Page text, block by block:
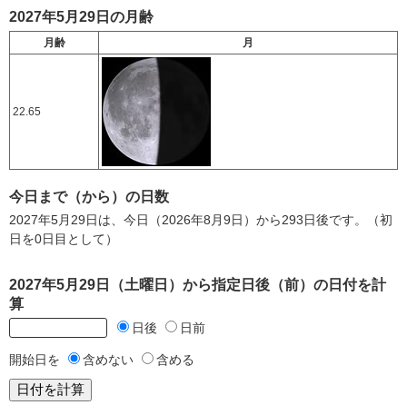
2027年5月29日の月齢
月齢 月
22.65
今日まで（から）の日数
2027年5月29日は、今日（2026年8月9日）から293日後です。（初
日を0日目として）
2027年5月29日（土曜日）から指定日後（前）の日付を計
算
日後 日前
開始日を 含めない 含める